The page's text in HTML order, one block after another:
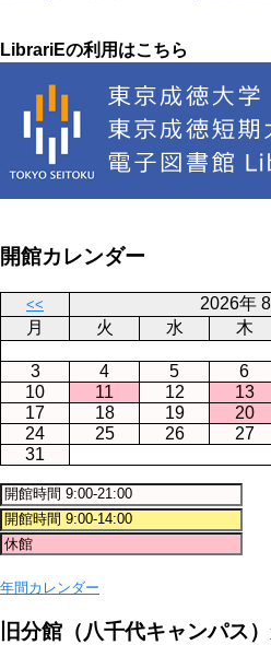
LibrariEの利用はこちら
開館カレンダー
<< 2026年 8
月 火 水 木
3
4 5 6
10
11 12 13
17
18 19 20
24
25 26 27
31
年間カレンダー
旧分館（八千代キャンパス